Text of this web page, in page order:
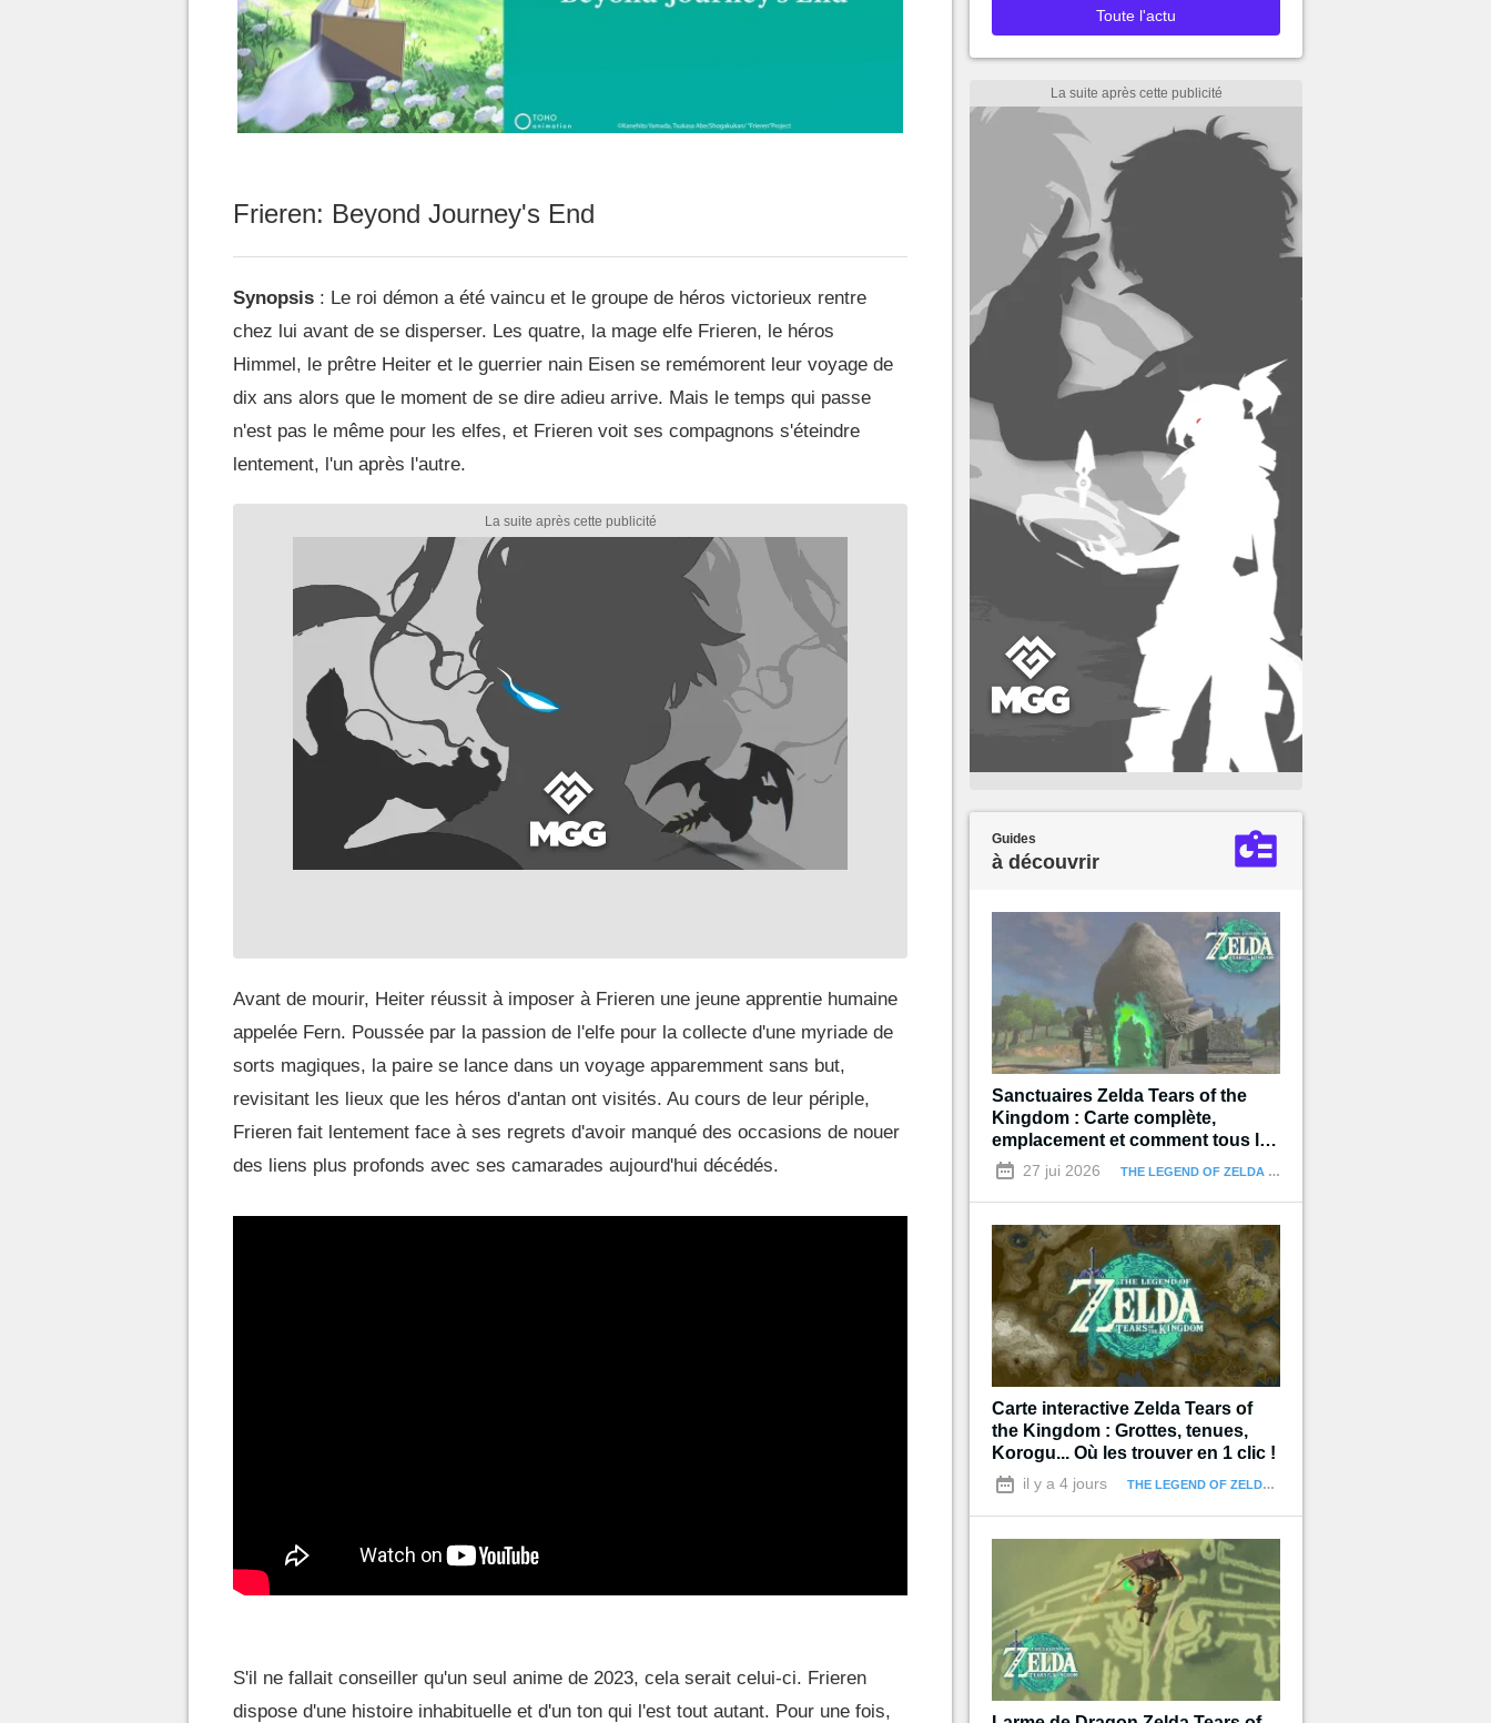
Frieren: Beyond Journey's End
Synopsis : Le roi démon a été vaincu et le groupe de héros victorieux rentre
chez lui avant de se disperser. Les quatre, la mage elfe Frieren, le héros
Himmel, le prêtre Heiter et le guerrier nain Eisen se remémorent leur voyage de
dix ans alors que le moment de se dire adieu arrive. Mais le temps qui passe
n'est pas le même pour les elfes, et Frieren voit ses compagnons s'éteindre
lentement, l'un après l'autre.
Avant de mourir, Heiter réussit à imposer à Frieren une jeune apprentie humaine
appelée Fern. Poussée par la passion de l'elfe pour la collecte d'une myriade de
sorts magiques, la paire se lance dans un voyage apparemment sans but,
revisitant les lieux que les héros d'antan ont visités. Au cours de leur périple,
Frieren fait lentement face à ses regrets d'avoir manqué des occasions de nouer
des liens plus profonds avec ses camarades aujourd'hui décédés.
S'il ne fallait conseiller qu'un seul anime de 2023, cela serait celui-ci. Frieren
dispose d'une histoire inhabituelle et d'un ton qui l'est tout autant. Pour une fois,
Toute l'actu
Guides
à découvrir
Sanctuaires Zelda Tears of the
Kingdom : Carte complète,
emplacement et comment tous les
terminer
27 jui 2026 THE LEGEND OF ZELDA : TEARS OF THE KINGDOM
Carte interactive Zelda Tears of
the Kingdom : Grottes, tenues,
Korogu... Où les trouver en 1 clic !
il y a 4 jours THE LEGEND OF ZELDA : TEARS OF THE KINGDOM